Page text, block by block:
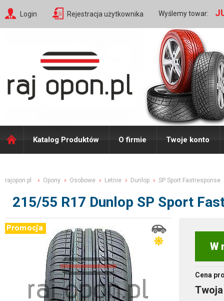
Login Rejestracja użytkownika Wyślemy towar:
Katalog Produktów O firmie Twoje konto
rajopon.pl Opony Osobowe Letnie Dunlop SP Sport Fastresponse
215/55 R17 Dunlop SP Sport
W
Cena